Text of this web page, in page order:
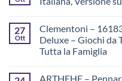
27
Ott
Clementoni –
Deluxe – Giochi da
Tutta la Famiglia
ARTHEHE –